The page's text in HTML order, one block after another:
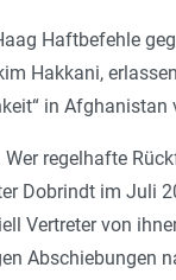
Haftbefehle
Hakkani,
in Afghanistan
regelhafte
Dobrindt im Juli
Vertreter von
Abschiebungen